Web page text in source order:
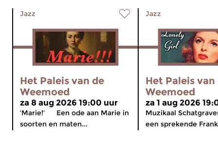
Jazz
Het Paleis van de
Weemoed
za 8 aug 2026 19:00 uur
‘Marie!’ Een ode aan Marie in
soorten en maten...
Jazz
Het Paleis van
Weemoed
za 1 aug 2026
Muzikaal
een sprekende